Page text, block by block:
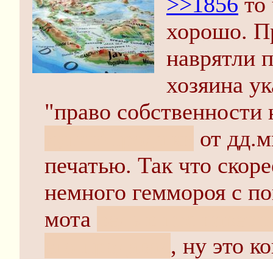
хорошо.
наврятли
хозяина
"право
от
печатью. Так что
немного геммороя с
мота
, ну это